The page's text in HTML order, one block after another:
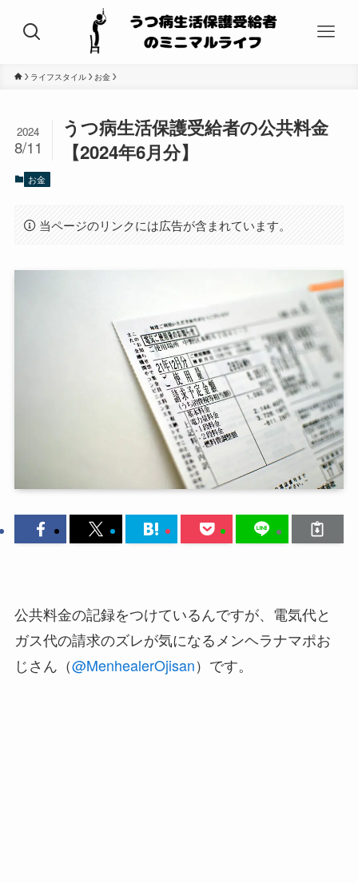
ライフスタイル お金
うつ病生活保護受給者の公共料金
【2024年6月分】
2024
8/11
お金
当ページのリンクには広告が含まれています。
公共料金の記録をつけているんですが、電気代と
ガス代の請求のズレが気になるメンヘラナマポお
じさん（@MenhealerOjisan）です。